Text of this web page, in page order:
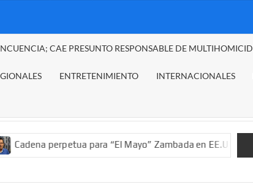
CAE PRESUNTO RESPONSABLE DE
ENTRETENIMIENTO INTERNACIONALES
para “El Mayo” Zambada en EE.UU.; ordenan